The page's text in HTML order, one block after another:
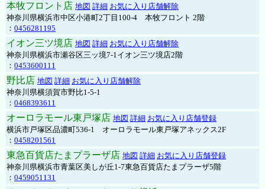
本牧フロント店 地図 詳細 お気に入り店舗解除
神奈川県横浜市中区小港町2丁目100-4 本牧フロント 2階
： 0456281195
イオン三ツ境店 地図 詳細 お気に入り店舗解除
神奈川県横浜市瀬谷区三ッ境7-1イオン三ツ境店2階
： 0453600111
野比店 地図 詳細 お気に入り店舗解除
神奈川県横須賀市野比1-5-1
： 0468393611
オーロラモール東戸塚店 地図 詳細 お気に入り店舗登録
横浜市戸塚区品濃町536-1 オーロラモール東戸塚アネックス2F
： 0458201561
東急百貨店たまプラーザ店 地図 詳細 お気に入り店舗登録
神奈川県横浜市青葉区美しが丘1-7東急百貨店たまプラーザ5階
： 0459051131